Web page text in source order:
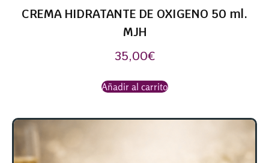
CREMA HIDRATANTE DE OXIGENO 50 ml.
MJH
35,00€
Añadir al carrito